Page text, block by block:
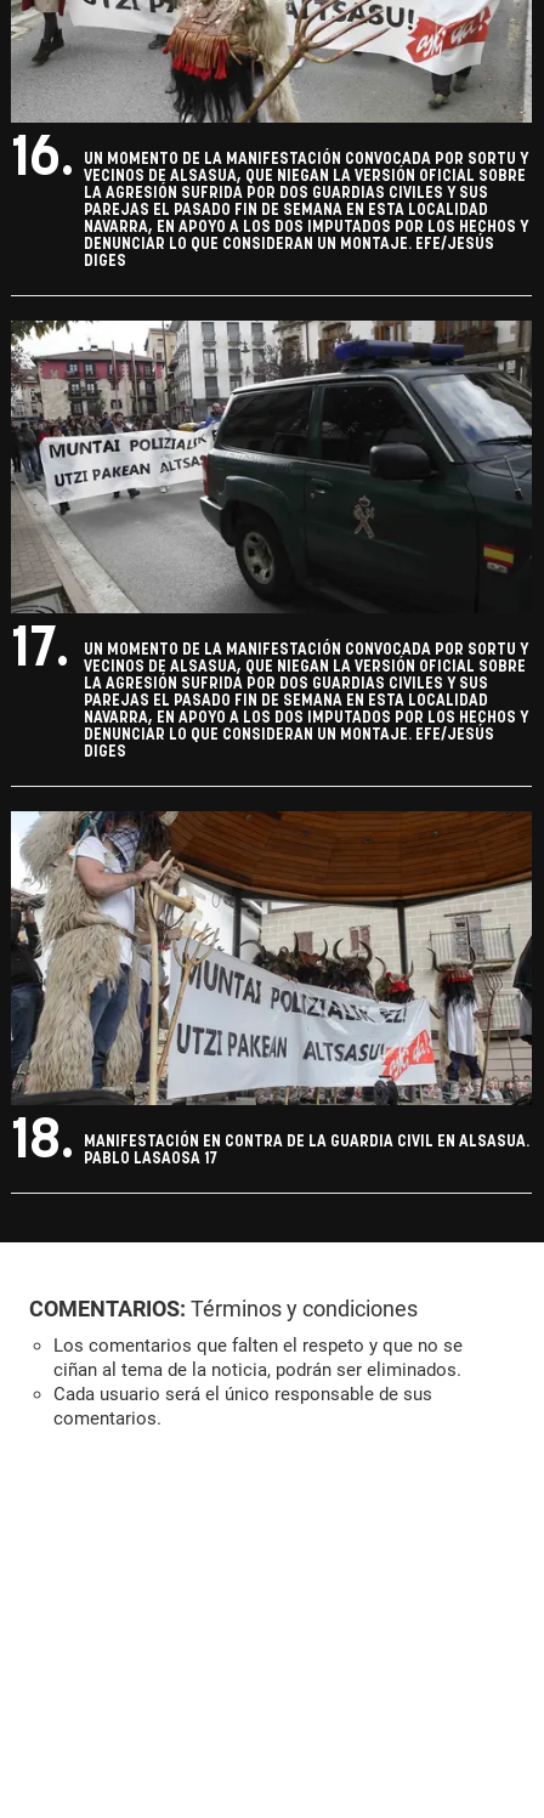
16.
UN MOMENTO DE LA MANIFESTACIÓN CONVOCADA POR SORTU Y
VECINOS DE ALSASUA, QUE NIEGAN LA VERSIÓN OFICIAL SOBRE
LA AGRESIÓN SUFRIDA POR DOS GUARDIAS CIVILES Y SUS
PAREJAS EL PASADO FIN DE SEMANA EN ESTA LOCALIDAD
NAVARRA, EN APOYO A LOS DOS IMPUTADOS POR LOS HECHOS Y
DENUNCIAR LO QUE CONSIDERAN UN MONTAJE. EFE/JESÚS
DIGES
17.
UN MOMENTO DE LA MANIFESTACIÓN CONVOCADA POR SORTU Y
VECINOS DE ALSASUA, QUE NIEGAN LA VERSIÓN OFICIAL SOBRE
LA AGRESIÓN SUFRIDA POR DOS GUARDIAS CIVILES Y SUS
PAREJAS EL PASADO FIN DE SEMANA EN ESTA LOCALIDAD
NAVARRA, EN APOYO A LOS DOS IMPUTADOS POR LOS HECHOS Y
DENUNCIAR LO QUE CONSIDERAN UN MONTAJE. EFE/JESÚS
DIGES
18.
MANIFESTACIÓN EN CONTRA DE LA GUARDIA CIVIL EN ALSASUA.
PABLO LASAOSA 17
COMENTARIOS: Términos y condiciones
Los comentarios que falten el respeto y que no se
ciñan al tema de la noticia, podrán ser eliminados.
Cada usuario será el único responsable de sus
comentarios.